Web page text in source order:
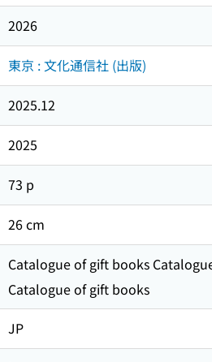
2026
東京 : 文化通信社 (出版)
2025.12
2025
73 p
26 cm
Catalogue of gift books
Catalogue of gift books
JP